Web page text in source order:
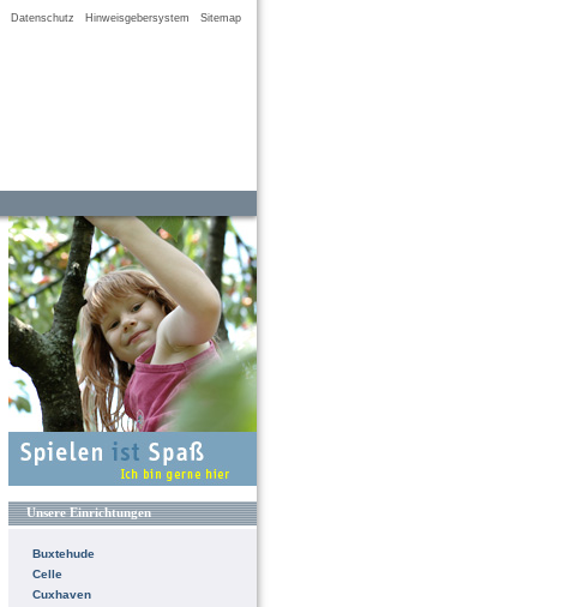
Datenschutz Hinweisgebersystem Sitemap
Unsere Einrichtungen
Buxtehude
Celle
Cuxhaven